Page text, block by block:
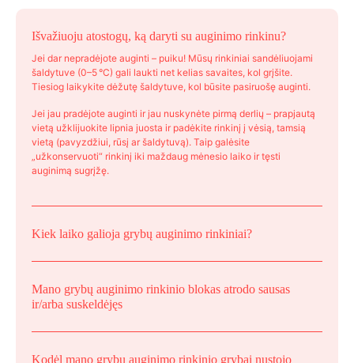
Išvažiuoju atostogų, ką daryti su auginimo rinkinu?
Jei dar nepradėjote auginti – puiku! Mūsų rinkiniai sandėliuojami
šaldytuve (0–5 °C) gali laukti net kelias savaites, kol grįšite.
Tiesiog laikykite dėžutę šaldytuve, kol būsite pasiruošę auginti.
Jei jau pradėjote auginti ir jau nuskynėte pirmą derlių – prapjautą
vietą užklijuokite lipnia juosta ir padėkite rinkinį į vėsią, tamsią
vietą (pavyzdžiui, rūsį ar šaldytuvą). Taip galėsite
„užkonservuoti“ rinkinį iki maždaug mėnesio laiko ir tęsti
auginimą sugrįžę.
Kiek laiko galioja grybų auginimo rinkiniai?
Mano grybų auginimo rinkinio blokas atrodo sausas
ir/arba suskeldėjęs
Kodėl mano grybų auginimo rinkinio grybai nustojo